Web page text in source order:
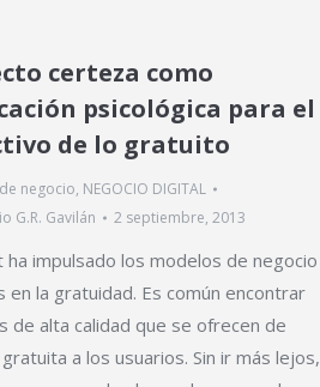
certeza como
psicológica para el
de lo gratuito
negocio, NEGOCIO DIGITAL
G.R. Gavilán 2 septiembre, 2013
impulsado los modelos de negocio
en la gratuidad. Es común encontrar
de alta calidad que se ofrecen de
a los usuarios. Sin ir más lejos,